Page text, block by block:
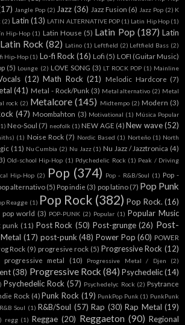
Jangle Pop (2) Jazz (36) Jazz Fusion (6) Jazz Pop (2) K
(2) Latin (13) LATIN ALTERNATIVE POP (1) Latin Hip Hop (1)
Hip-Hop (1) Latin House (5) Latin Pop (187) Latin
Latin Rock (82) Latino (1) Leftfield (2) Leftfield Bass (2)
Hip-Hop (1) Lo-fi Rock (16) Lofi (5) LOFI (Guitar Music)
(5) Lounge (2) LOVE SONG (3) LT ROCK POP (1) Mainline
(12) Math Rock (21) Melodic Hardcore (7)
(41) Metal - Rock/Punk (3) Metal alternativo (2) Metal
rock (2) Metalcore (145) Midtempo (2) Modern (3)
(47) Moombahton (3) Motivational (1) Música Popular
Neo-Soul (7) neofolk (1) NEW AGE (4) New wave (52)
(1) Noise Rock (7) Nordic Based (1) Norteño (1) North
(11) Nu Cumbia (2) Nu Jazz (1) Nu Jazz / Jazztronica (4)
Old-school Hip-Hop (1) Pdychedelic Rock (1) Peak / Driving
Hip-Hop (2) Pop (374) Pop - R&B/Soul (1) Pop -
alternativo (5) Pop indie (3) pop latino (7) Pop Punk
Reagge (1) Pop Rock (382) Pop Rock. (16)
pop world (3) POP-PUNK (2) Popular (1) Popular Music
punk (11) Post Rock (50) Post-grunge (26) Post-
(17) post-punk (48) Power Pop (60) POWER
Rock (9) progresive rock (5) Progressive Rock (12)
progressive metal (10) Progressive Metal / Djen (2)
(38) Progressive Rock (84) Psychedelic(14)
Psychedelic Rock (57) Psychedelyc Rock (2) Psytrance
Rock (4) Punk Rock (19) PunkPop Punk (1) PunkPunk
R&B Soul (1) R&B/Soul (57) Rap (30) Rap Metal (19)
regg (1) Reggae (20) Reggaeton (90) Regional